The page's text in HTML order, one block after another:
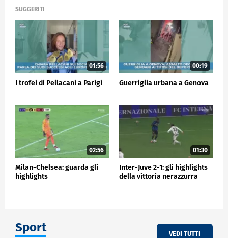
SUGGERITI
01:56
I trofei di Pellacani a Parigi
00:19
Guerriglia urbana a Genova
02:56
Milan-Chelsea: guarda gli
highlights
01:30
Inter-Juve 2-1: gli highlights
della vittoria nerazzurra
Sport VEDI TUTTI